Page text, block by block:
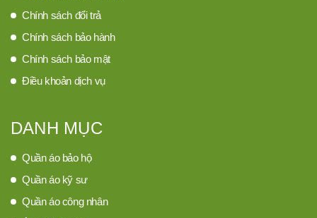
Chính sách đổi trả
Chính sách bảo hành
Chính sách bảo mật
Điều khoản dịch vụ
DANH MỤC
Quần áo bảo hộ
Quần áo kỹ sư
Quần áo công nhân